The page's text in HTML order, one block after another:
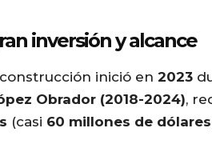
inversión y alcance
inició en 2023
Obrador (2018-2024),
(casi 60 millones de dólares